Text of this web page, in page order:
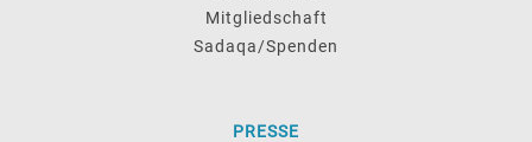
Mitgliedschaft
Sadaqa/Spenden
PRESSE